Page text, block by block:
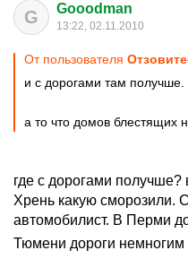
G Gooodman
13:22, 02.11.2010
От пользователя
и с дорогами там получше.
а то что домов блестящих
где с дорогами
Хрень какую сморозили.
автомобилист. В Перми
Тюмени дороги